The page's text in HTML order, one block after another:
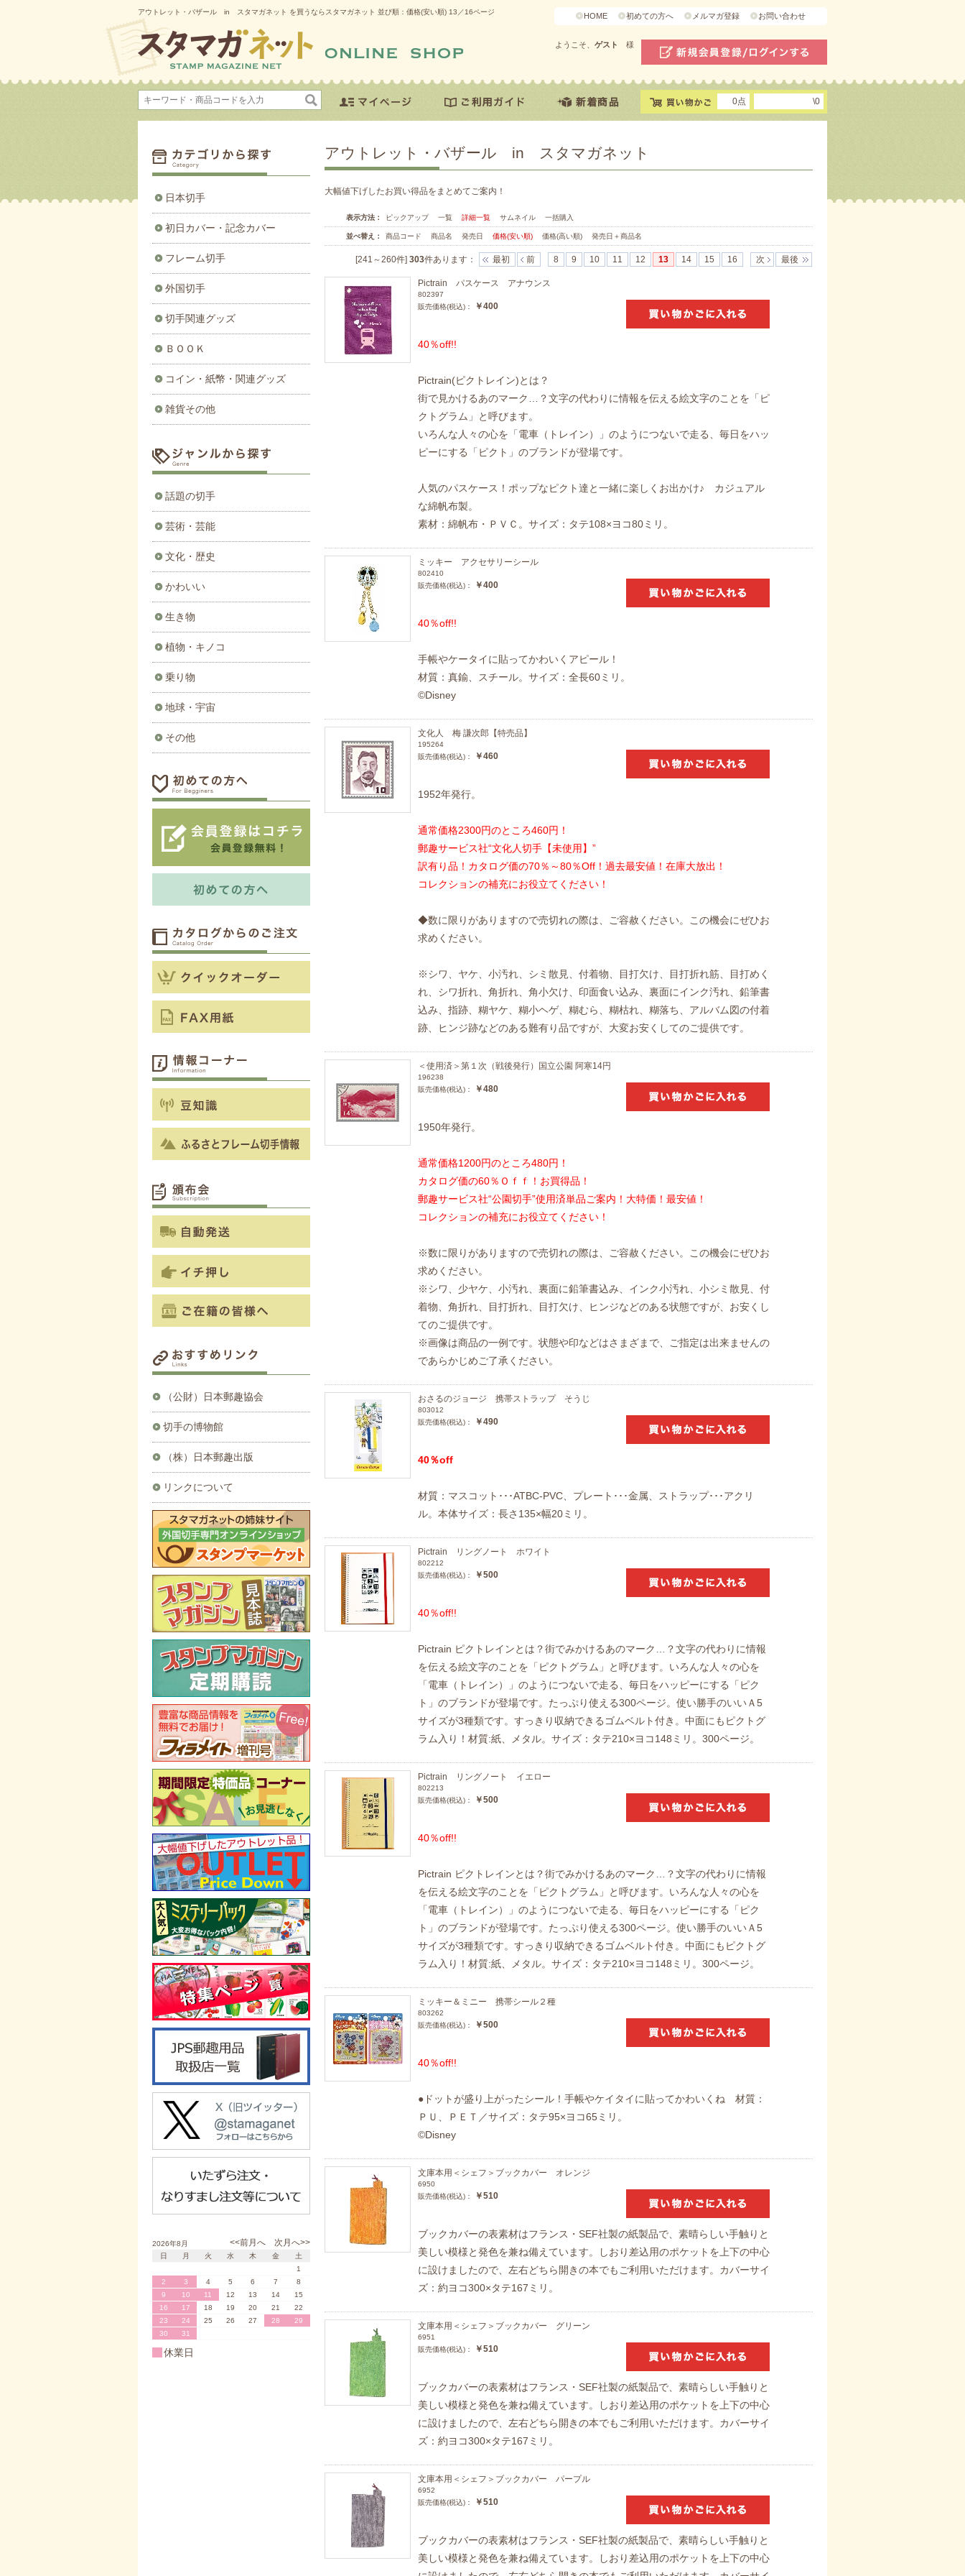
アウトレット・バザール in スタマガネット を買うならスタマガネット 並び順：価格(安い順) 13／16ページ HOME 初めての方へ メルマガ登録 お問い合わせ
ようこそ、 ゲスト 様
0点 \0
アウトレット・バザール in スタマガネット
大幅値下げしたお買い得品をまとめてご案内！
表示方法： ピックアップ 一覧 詳細一覧 サムネイル 一括購入
並べ替え： 商品コード 商品名 発売日 価格(安い順) 価格(高い順) 発売日＋商品名
[241～260件] 303件あります ： 最初 前 8 9 10 11 12 13 14 15 16 次 最後
Pictrain パスケース アナウンス
802397
販売価格(税込)：
￥400
40％off!!
Pictrain(ピクトレイン)とは？
街で見かけるあのマーク…？文字の代わりに情報を伝える絵文字のことを「ピ
クトグラム」と呼びます。
いろんな人々の心を「電車（トレイン）」のようにつないで走る、毎日をハッ
ピーにする「ピクト」のブランドが登場です。
人気のパスケース！ポップなピクト達と一緒に楽しくお出かけ♪ カジュアル
な綿帆布製。
素材：綿帆布・ＰＶＣ。サイズ：タテ108×ヨコ80ミリ。
ミッキー アクセサリーシール
802410
販売価格(税込)：
￥400
40％off!!
手帳やケータイに貼ってかわいくアピール！
材質：真鍮、スチール。サイズ：全長60ミリ。
©Disney
文化人 梅 謙次郎【特売品】
195264
販売価格(税込)：
￥460
1952年発行。
通常価格2300円のところ460円！
郵趣サービス社“文化人切手【未使用】”
訳有り品！カタログ価の70％～80％Off！過去最安値！在庫大放出！
コレクションの補充にお役立てください！
◆数に限りがありますので売切れの際は、ご容赦ください。この機会にぜひお
求めください。
※シワ、ヤケ、小汚れ、シミ散見、付着物、目打欠け、目打折れ筋、目打めく
れ、シワ折れ、角折れ、角小欠け、印面食い込み、裏面にインク汚れ、鉛筆書
込み、指跡、糊ヤケ、糊小ヘゲ、糊むら、糊枯れ、糊落ち、アルバム図の付着
跡、ヒンジ跡などのある難有り品ですが、大変お安くしてのご提供です。
＜使用済＞第１次（戦後発行）国立公園 阿寒14円
196238
販売価格(税込)：
￥480
1950年発行。
通常価格1200円のところ480円！
カタログ価の60％Ｏｆｆ！お買得品！
郵趣サービス社“公園切手”使用済単品ご案内！大特価！最安値！
コレクションの補充にお役立てください！
※数に限りがありますので売切れの際は、ご容赦ください。この機会にぜひお
求めください。
※シワ、少ヤケ、小汚れ、裏面に鉛筆書込み、インク小汚れ、小シミ散見、付
着物、角折れ、目打折れ、目打欠け、ヒンジなどのある状態ですが、お安くし
てのご提供です。
※画像は商品の一例です。状態や印などはさまざまで、ご指定は出来ませんの
であらかじめご了承ください。
おさるのジョージ 携帯ストラップ そうじ
803012
販売価格(税込)：
￥490
40％off
材質：マスコット･･･ATBC-PVC、プレート･･･金属、ストラップ･･･アクリ
ル。本体サイズ：長さ135×幅20ミリ。
Pictrain リングノート ホワイト
802212
販売価格(税込)：
￥500
40％off!!
Pictrain ピクトレインとは？街でみかけるあのマーク…？文字の代わりに情報
を伝える絵文字のことを「ピクトグラム」と呼びます。いろんな人々の心を
「電車（トレイン）」のようにつないで走る、毎日をハッピーにする「ピク
ト」のブランドが登場です。たっぷり使える300ページ。使い勝手のいいＡ5
サイズが3種類です。すっきり収納できるゴムベルト付き。中面にもピクトグ
ラム入り！材質:紙、メタル。サイズ：タテ210×ヨコ148ミリ。300ページ。
Pictrain リングノート イエロー
802213
販売価格(税込)：
￥500
40％off!!
Pictrain ピクトレインとは？街でみかけるあのマーク…？文字の代わりに情報
を伝える絵文字のことを「ピクトグラム」と呼びます。いろんな人々の心を
「電車（トレイン）」のようにつないで走る、毎日をハッピーにする「ピク
ト」のブランドが登場です。たっぷり使える300ページ。使い勝手のいいＡ5
サイズが3種類です。すっきり収納できるゴムベルト付き。中面にもピクトグ
ラム入り！材質:紙、メタル。サイズ：タテ210×ヨコ148ミリ。300ページ。
ミッキー＆ミニー 携帯シール２種
803262
販売価格(税込)：
￥500
40％off!!
●ドットが盛り上がったシール！手帳やケイタイに貼ってかわいくね 材質：
ＰＵ、ＰＥＴ／サイズ：タテ95×ヨコ65ミリ。
©Disney
文庫本用＜シェフ＞ブックカバー オレンジ
6950
販売価格(税込)：
￥510
ブックカバーの表素材はフランス・SEF社製の紙製品で、素晴らしい手触りと
美しい模様と発色を兼ね備えています。しおり差込用のポケットを上下の中心
に設けましたので、左右どちら開きの本でもご利用いただけます。カバーサイ
ズ：約ヨコ300×タテ167ミリ。
文庫本用＜シェフ＞ブックカバー グリーン
6951
販売価格(税込)：
￥510
ブックカバーの表素材はフランス・SEF社製の紙製品で、素晴らしい手触りと
美しい模様と発色を兼ね備えています。しおり差込用のポケットを上下の中心
に設けましたので、左右どちら開きの本でもご利用いただけます。カバーサイ
ズ：約ヨコ300×タテ167ミリ。
文庫本用＜シェフ＞ブックカバー パープル
6952
販売価格(税込)：
￥510
ブックカバーの表素材はフランス・SEF社製の紙製品で、素晴らしい手触りと
美しい模様と発色を兼ね備えています。しおり差込用のポケットを上下の中心
日本切手
初日カバー・記念カバー
フレーム切手
外国切手
切手関連グッズ
ＢＯＯＫ
コイン・紙幣・関連グッズ
雑貨その他
話題の切手
芸術・芸能
文化・歴史
かわいい
生き物
植物・キノコ
乗り物
地球・宇宙
その他
（公財）日本郵趣協会
切手の博物館
（株）日本郵趣出版
リンクについて
<<前月へ 次月へ>>
2026年8月
日
月 火 水 木 金
土
1
2
3 4 5 6 7
8
9
10 11 12 13 14
15
16
17 18 19 20 21
22
23
24 25 26 27 28
29
30
31
休業日